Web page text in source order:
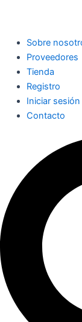
Sobre
Proveedores
Tienda
Registro
Iniciar sesión
Contacto